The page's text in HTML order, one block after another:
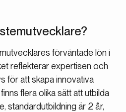
förväntade lön i
reflekterar expertisen och
för att skapa innovativa
flera olika sätt att utbilda
standardutbildning är 2 år,